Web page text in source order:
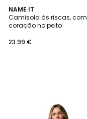
NAME IT
Camisola às riscas, com
coração no peito
23.99 €